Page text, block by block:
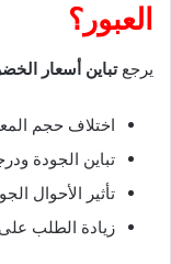
العبور؟
يرجعتباين أسعار
اختلاف حجم
تباين الجودة
تأثير الأحوال
زيادة الطلب